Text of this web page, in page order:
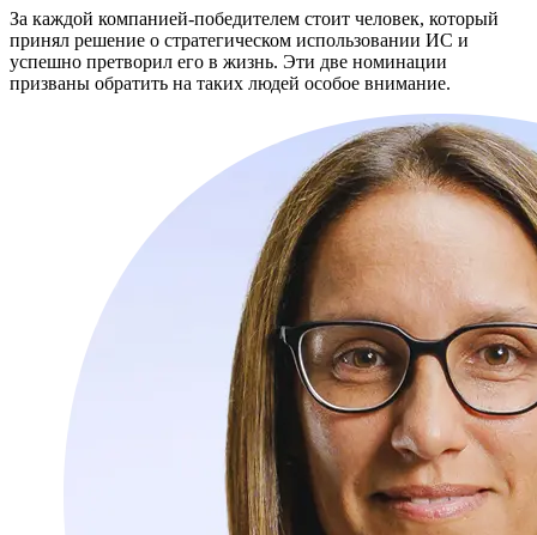
За каждой компанией-победителем стоит человек, который
принял решение о стратегическом использовании ИС и
успешно претворил его в жизнь. Эти две номинации
призваны обратить на таких людей особое внимание.